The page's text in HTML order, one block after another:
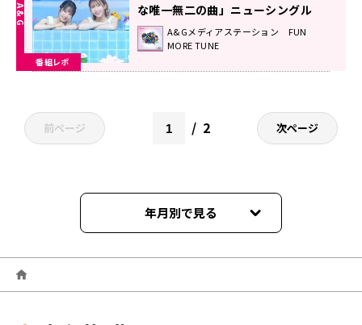
番組レポ
な唯一無二の曲」ニューシングル
『リミー』に込めた想い！
A&Gメディアステーション FUN
MORE TUNE
前ページ 2 次ページ
年月別で見る
2026年06月
2026年05月